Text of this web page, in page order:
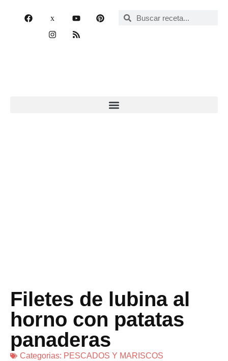
Filetes de lubina al
horno con patatas
panaderas
Categorias: PESCADOS Y MARISCOS